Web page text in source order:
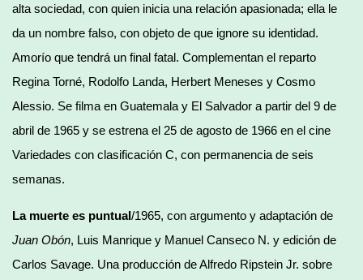
alta sociedad, con quien inicia una relación apasionada; ella le
da un nombre falso, con objeto de que ignore su identidad.
Amorío que tendrá un final fatal. Complementan el reparto
Regina Torné, Rodolfo Landa, Herbert Meneses y Cosmo
Alessio. Se filma en Guatemala y El Salvador a partir del 9 de
abril de 1965 y se estrena el 25 de agosto de 1966 en el cine
Variedades con clasificación C, con permanencia de seis
semanas.
La muerte es puntual/1965, con argumento y adaptación de
Juan Obón, Luis Manrique y Manuel Canseco N. y edición de
Carlos Savage. Una producción de Alfredo Ripstein Jr. sobre